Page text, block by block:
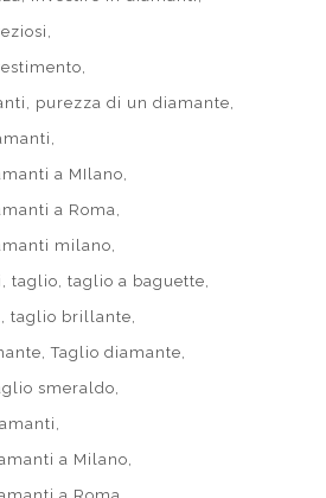
purezza di un diamante
a MIlano
a Roma
milano
taglio taglio a baguette
taglio brillante
Taglio diamante
smeraldo
a Milano